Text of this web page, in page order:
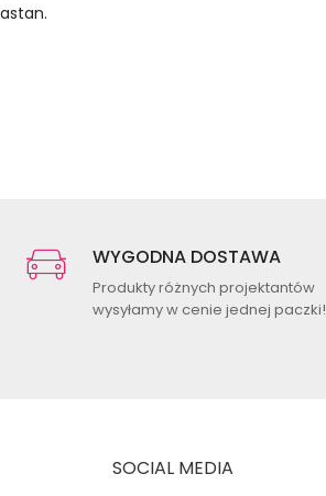
WYGODNA DOSTAWA
Produkty różnych projektantów
wysyłamy w cenie jednej paczki!
SOCIAL MEDIA